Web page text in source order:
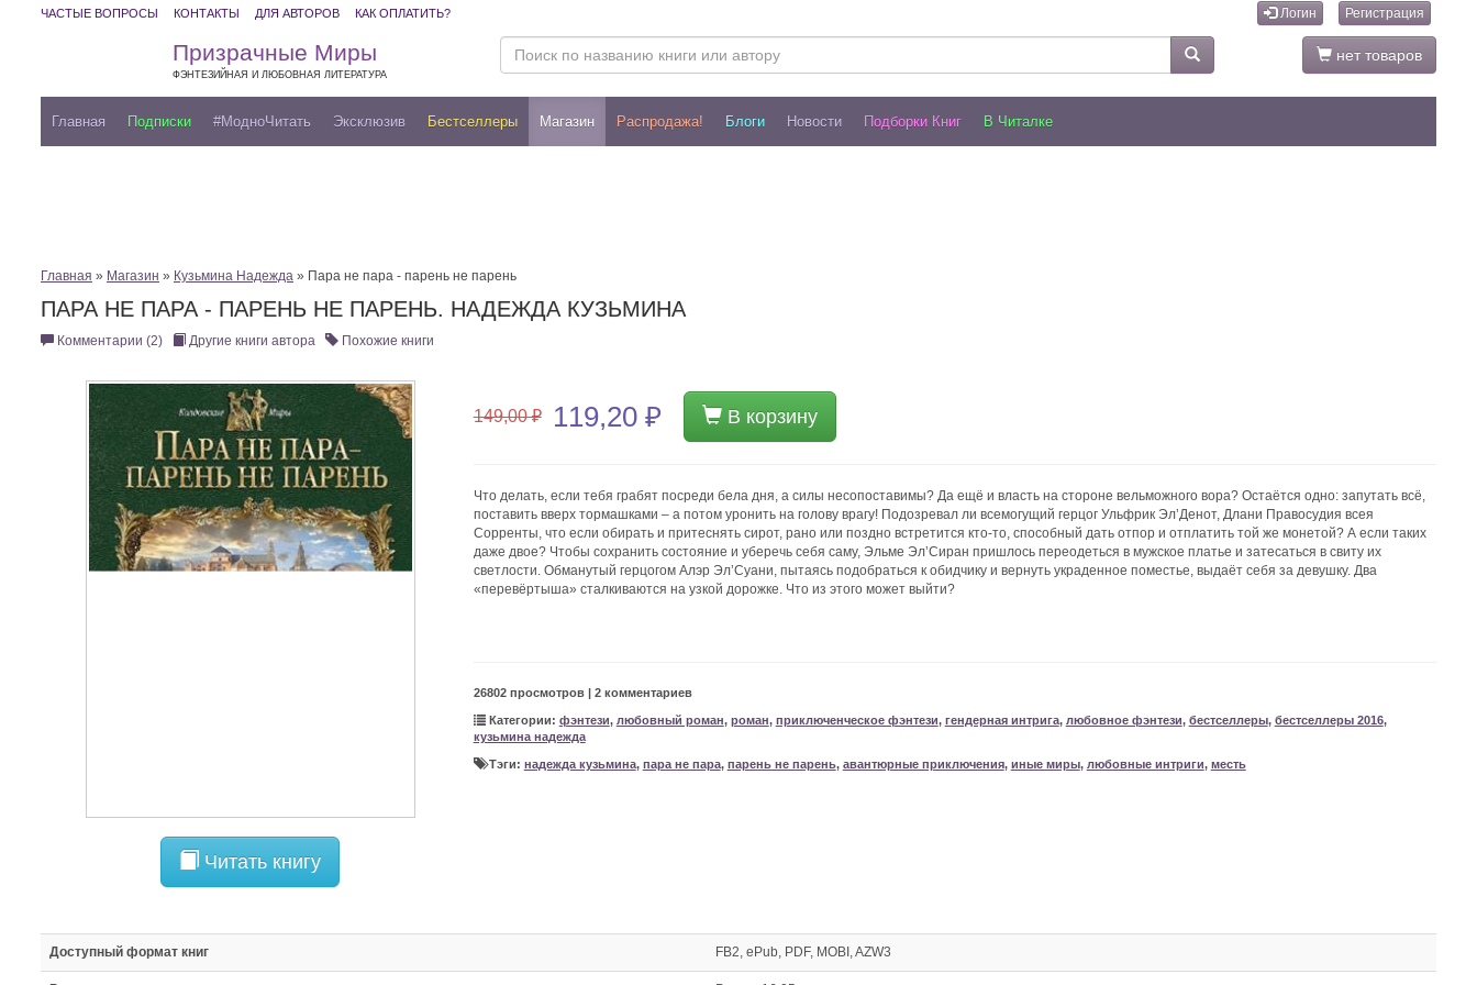
ЧАСТЫЕ ВОПРОСЫ КОНТАКТЫ ДЛЯ АВТОРОВ КАК ОПЛАТИТЬ? Логин Регистрация
Призрачные Миры
ФЭНТЕЗИЙНАЯ И ЛЮБОВНАЯ ЛИТЕРАТУРА
нет товаров
Главная Подписки #МодноЧитать Эксклюзив Бестселлеры Магазин Распродажа! Блоги Новости Подборки Книг В Читалке
Главная » Магазин » Кузьмина Надежда » Пара не пара - парень не парень
ПАРА НЕ ПАРА - ПАРЕНЬ НЕ ПАРЕНЬ. НАДЕЖДА КУЗЬМИНА
Комментарии (2) Другие книги автора Похожие книги
Читать книгу
149,00 ₽ 119,20 ₽ В корзину
Что делать, если тебя грабят посреди бела дня, а силы несопоставимы? Да ещё и власть на стороне вельможного вора? Остаётся одно: запутать всё,
поставить вверх тормашками – а потом уронить на голову врагу! Подозревал ли всемогущий герцог Ульфрик Эл’Денот, Длани Правосудия всея
Сорренты, что если обирать и притеснять сирот, рано или поздно встретится кто-то, способный дать отпор и отплатить той же монетой? А если таких
даже двое? Чтобы сохранить состояние и уберечь себя саму, Эльме Эл’Сиран пришлось переодеться в мужское платье и затесаться в свиту их
светлости. Обманутый герцогом Алэр Эл’Суани, пытаясь подобраться к обидчику и вернуть украденное поместье, выдаёт себя за девушку. Два
«перевёртыша» сталкиваются на узкой дорожке. Что из этого может выйти?
26802 просмотров | 2 комментариев
Категории: фэнтези, любовный роман, роман, приключенческое фэнтези, гендерная интрига, любовное фэнтези, бестселлеры, бестселлеры 2016,
кузьмина надежда
Тэги: надежда кузьмина, пара не пара, парень не парень, авантюрные приключения, иные миры, любовные интриги, месть
Доступный формат книг FB2, ePub, PDF, MOBI, AZW3